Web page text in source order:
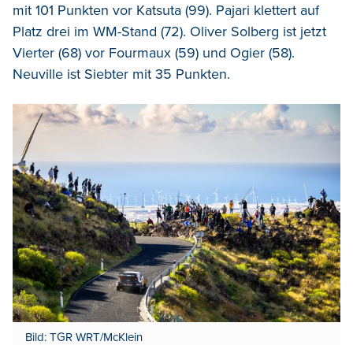
mit 101 Punkten vor Katsuta (99). Pajari klettert auf
Platz drei im WM-Stand (72). Oliver Solberg ist jetzt
Vierter (68) vor Fourmaux (59) und Ogier (58).
Neuville ist Siebter mit 35 Punkten.
Bild: TGR WRT/McKlein